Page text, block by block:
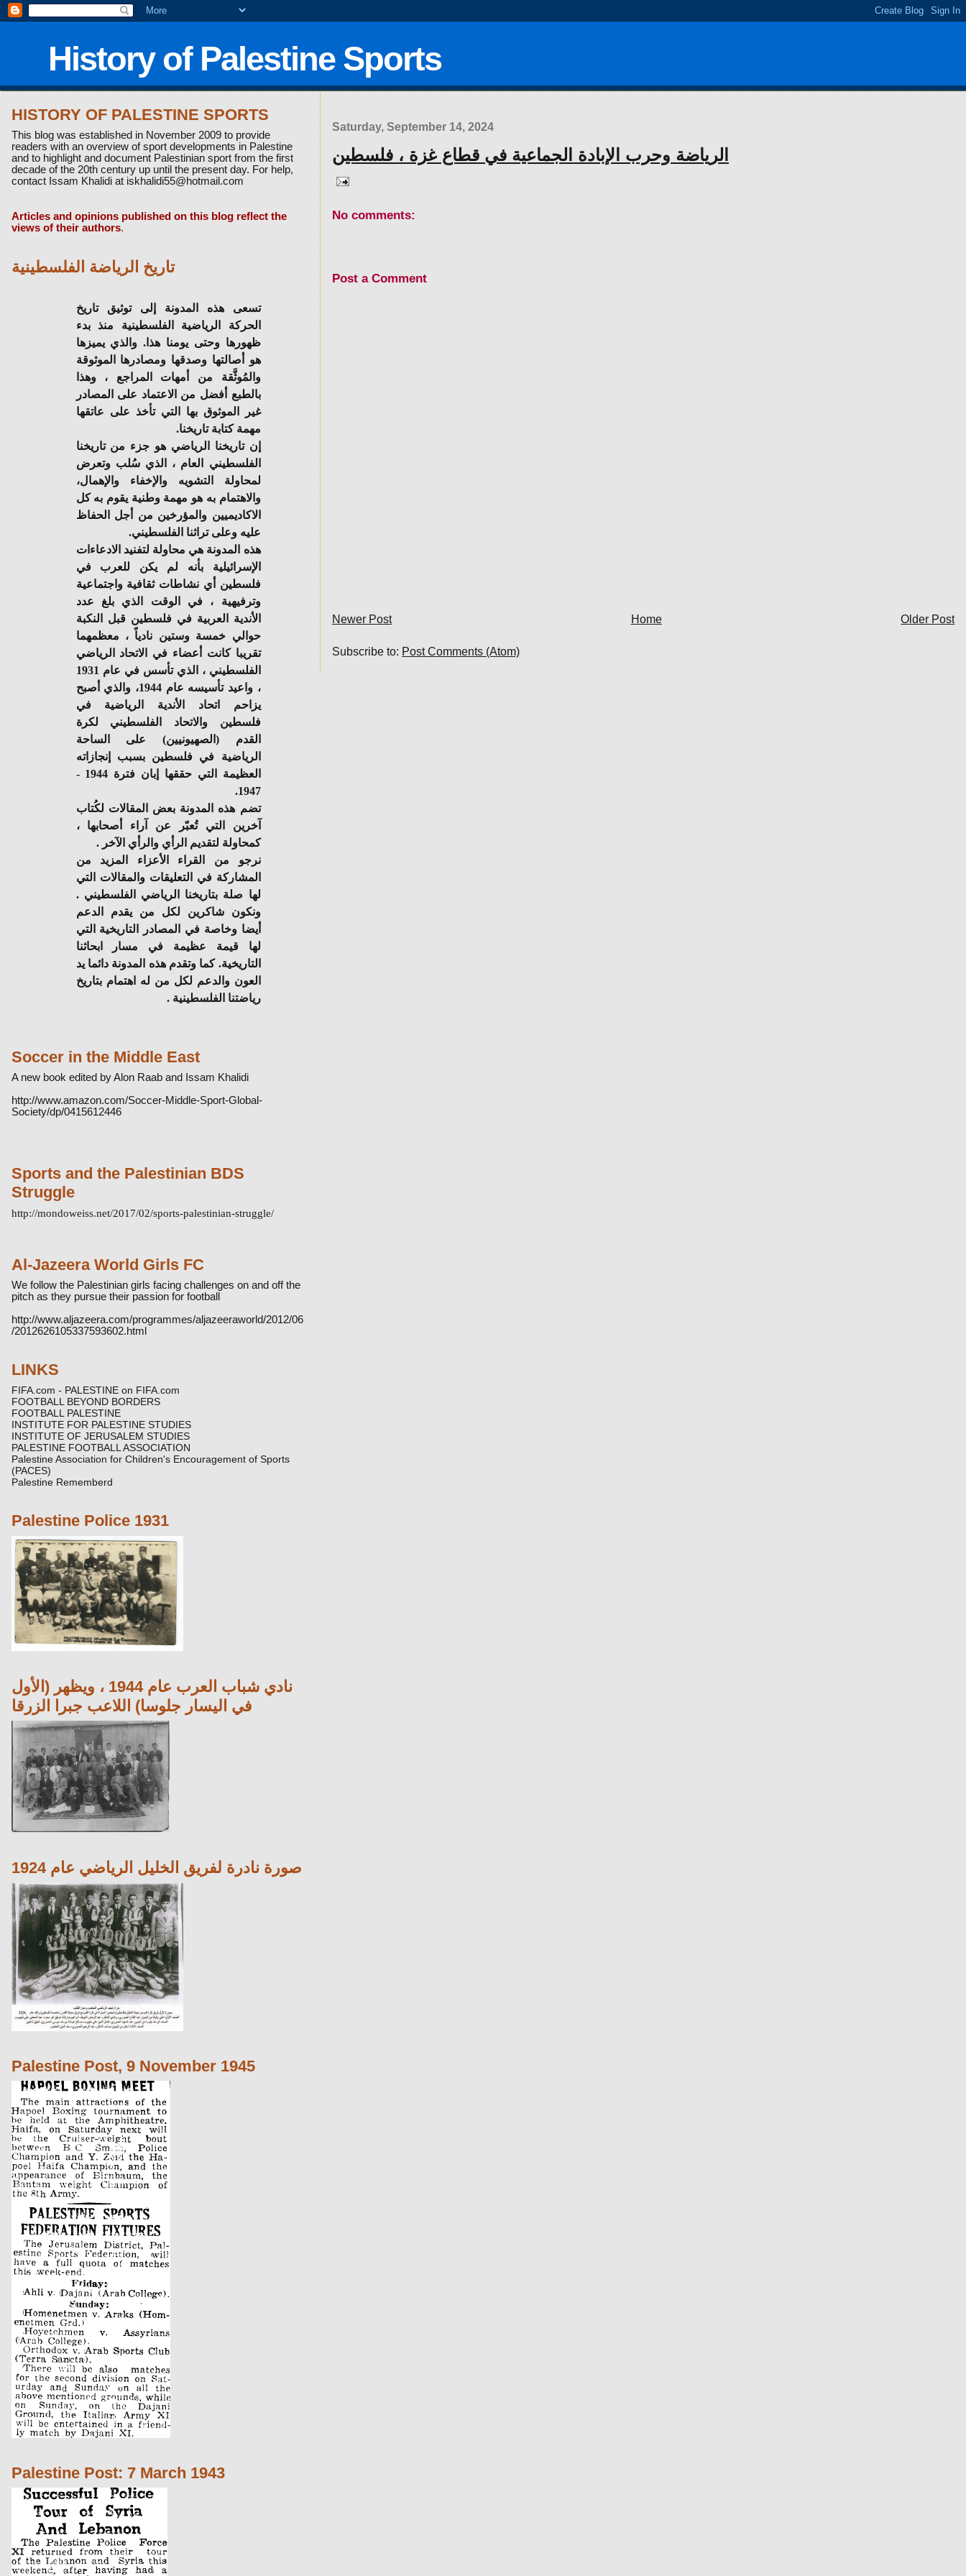
History of Palestine Sports
Saturday, September 14, 2024
الرياضة وحرب الإبادة الجماعية في قطاع غزة ، فلسطين
No comments:
Post a Comment
Newer Post Older Post
Home
Subscribe to: Post Comments (Atom)
HISTORY OF PALESTINE SPORTS
This blog was established in November 2009 to provide
readers with an overview of sport developments in Palestine
and to highlight and document Palestinian sport from the first
decade of the 20th century up until the present day. For help,
contact Issam Khalidi at iskhalidi55@hotmail.com
Articles and opinions published on this blog reflect the
views of their authors.
تاريخ الرياضة الفلسطينية
تسعى هذه المدونة إلى توثيق تاريخ
الحركة الرياضية الفلسطينية منذ بدء
ظهورها وحتى يومنا هذا. والذي يميزها
هو أصالتها وصدقها ومصادرها الموثوقة
والمُوثَّقة من أمهات المراجع ، وهذا
بالطبع أفضل من الاعتماد على المصادر
غير الموثوق بها التي تأخذ على عاتقها
مهمة كتابة تاريخنا.
إن تاريخنا الرياضي هو جزء من تاريخنا
الفلسطيني العام ، الذي سُلب وتعرض
لمحاولة التشويه والإخفاء والإهمال،
والاهتمام به هو مهمة وطنية يقوم به كل
الاكاديميين والمؤرخين من أجل الحفاظ
عليه وعلى تراثنا الفلسطيني.
هذه المدونة هي محاولة لتفنيد الادعاءات
الإسرائيلية بأنه لم يكن للعرب في
فلسطين أي نشاطات ثقافية واجتماعية
وترفيهية ، في الوقت الذي بلغ عدد
الأندية العربية في فلسطين قبل النكبة
حوالي خمسة وستين نادياً ، معظمهما
تقريبا كانت أعضاء في الاتحاد الرياضي
الفلسطيني ، الذي تأسس في عام 1931
، واعيد تأسيسه عام 1944، والذي أصبح
يزاحم اتحاد الأندية الرياضية في
فلسطين والاتحاد الفلسطيني لكرة
القدم (الصهيونيين) على الساحة
الرياضية في فلسطين بسبب إنجازاته
العظيمة التي حققها إبان فترة 1944 -
1947.
تضم هذه المدونة بعض المقالات لكُتاب
آخرين التي تُعبّر عن آراء أصحابها ،
كمحاولة لتقديم الرأي والرأي الآخر .
نرجو من القراء الأعزاء المزيد من
المشاركة في التعليقات والمقالات التي
لها صلة بتاريخنا الرياضي الفلسطيني .
ونكون شاكرين لكل من يقدم الدعم
أيضا وخاصة في المصادر التاريخية التي
لها قيمة عظيمة في مسار ابحاثنا
التاريخية. كما وتقدم هذه المدونة دائما يد
العون والدعم لكل من له اهتمام بتاريخ
رياضتنا الفلسطينية .
Soccer in the Middle East
A new book edited by Alon Raab and Issam Khalidi
http://www.amazon.com/Soccer-Middle-Sport-Global-
Society/dp/0415612446
Sports and the Palestinian BDS
Struggle
http://mondoweiss.net/2017/02/sports-palestinian-struggle/
Al-Jazeera World Girls FC
We follow the Palestinian girls facing challenges on and off the
pitch as they pursue their passion for football
http://www.aljazeera.com/programmes/aljazeeraworld/2012/06
/2012626105337593602.html
LINKS
FIFA.com - PALESTINE on FIFA.com
FOOTBALL BEYOND BORDERS
FOOTBALL PALESTINE
INSTITUTE FOR PALESTINE STUDIES
INSTITUTE OF JERUSALEM STUDIES
PALESTINE FOOTBALL ASSOCIATION
Palestine Association for Children's Encouragement of Sports
(PACES)
Palestine Rememberd
Palestine Police 1931
نادي شباب العرب عام 1944 ، ويظهر (الأول
في اليسار جلوسا) اللاعب جبرا الزرقا
صورة نادرة لفريق الخليل الرياضي عام 1924
Palestine Post, 9 November 1945
Palestine Post: 7 March 1943